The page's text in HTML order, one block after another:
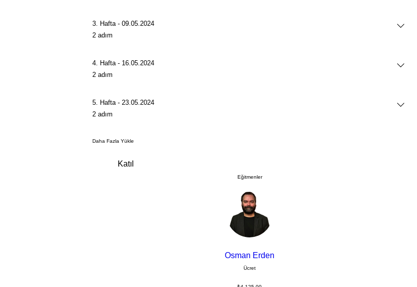
3. Hafta - 09.05.2024
.
2 adım
4. Hafta - 16.05.2024
.
2 adım
5. Hafta - 23.05.2024
.
2 adım
Daha Fazla Yükle
Katıl
Eğitmenler
Osman Erden
Ücret